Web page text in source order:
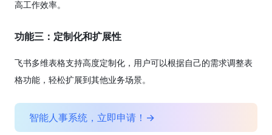
高工作效率。
功能三：定制化和扩展性
飞书多维表格支持高度定制化，用户可以根据自己的需求调整表
格功能，轻松扩展到其他业务场景。
智能人事系统，立即申请！→